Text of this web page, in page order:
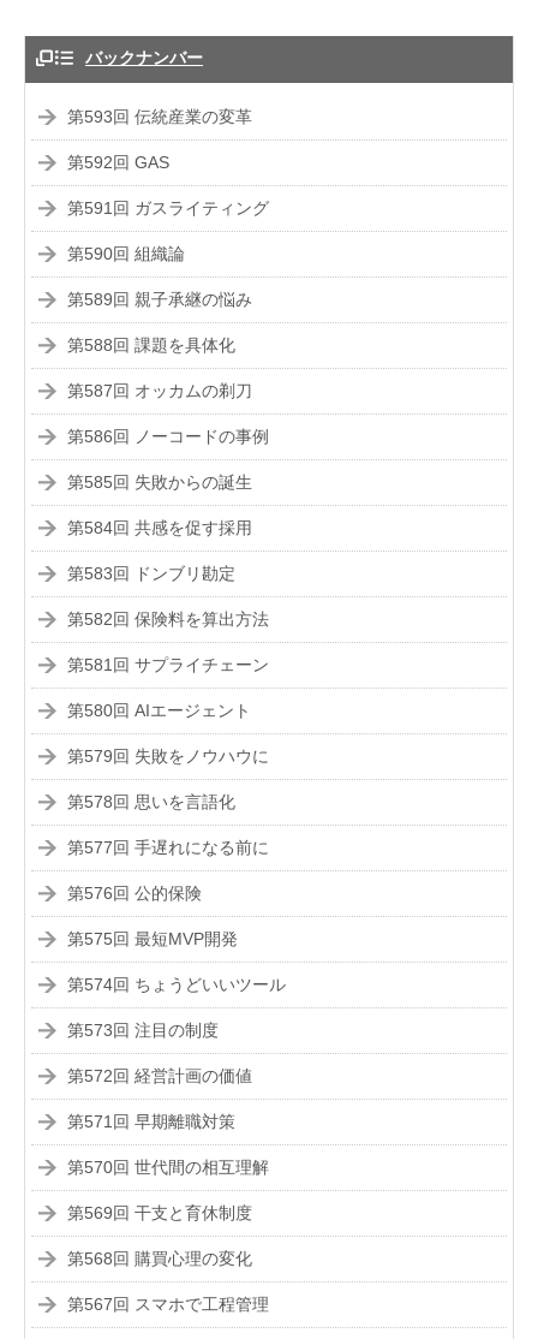
バックナンバー
第593回 伝統産業の変革
第592回 GAS
第591回 ガスライティング
第590回 組織論
第589回 親子承継の悩み
第588回 課題を具体化
第587回 オッカムの剃刀
第586回 ノーコードの事例
第585回 失敗からの誕生
第584回 共感を促す採用
第583回 ドンブリ勘定
第582回 保険料を算出方法
第581回 サプライチェーン
第580回 AIエージェント
第579回 失敗をノウハウに
第578回 思いを言語化
第577回 手遅れになる前に
第576回 公的保険
第575回 最短MVP開発
第574回 ちょうどいいツール
第573回 注目の制度
第572回 経営計画の価値
第571回 早期離職対策
第570回 世代間の相互理解
第569回 干支と育休制度
第568回 購買心理の変化
第567回 スマホで工程管理